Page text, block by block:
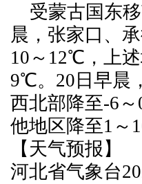
受蒙古国东移
晨，张家口、
10～12℃，上
9℃。20日早晨
西北部降至-6
他地区降至1
【天气预报】
河北省气象台